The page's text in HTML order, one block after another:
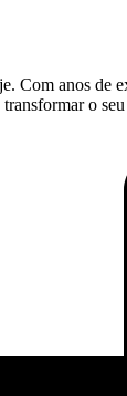
anos de
o